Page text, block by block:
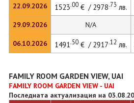
22.09.2026
29.09.2026
06.10.2026
1523.00€ / 2978.73 лв.
N/A
1491.50€ / 2917.12 лв.
FAMILY ROOM GARDEN VIEW, UAI
FAMILY ROOM GARDEN VIEW - UAI
Последната актуализация на